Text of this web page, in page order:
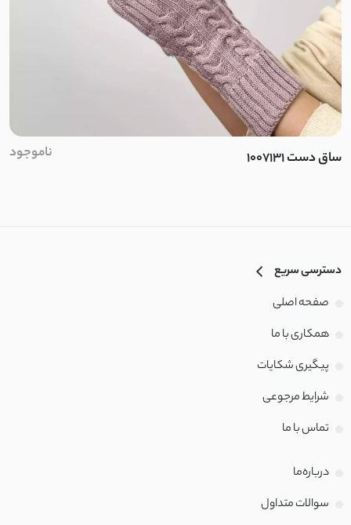
مخمل حوله ای
بارانی ضدآب
فوتر موهر
دورس اسپان
دو نخ توکرک
فانریپ کبریتی
پلار
دورس بیسکویتی
ساق دست 1007131 ناموجود
دسترسی سریع
صفحه اصلی
همکاری با ما
پیگیری شکایات
شرایط مرجوعی
تماس با‌ ما
درباره‌ما
سوالات متداول